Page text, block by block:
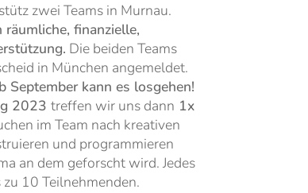
zwei Teams in Murnau.
finanzielle,
Die beiden Teams
in München angemeldet.
September kann es losgehen!
2023 treffen wir uns dann 1x
im Team nach kreativen
und programmieren
an dem geforscht wird. Jedes
10 Teilnehmenden.